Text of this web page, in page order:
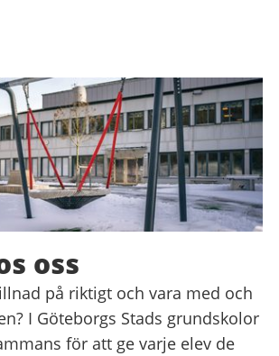
oss
på riktigt och vara med och
I Göteborgs Stads grundskolor
för att ge varje elev de